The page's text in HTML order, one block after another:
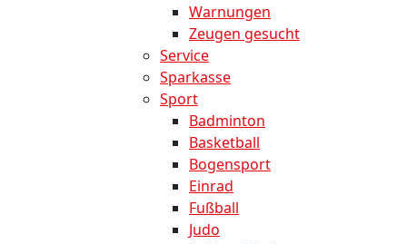
Warnungen
Zeugen gesucht
Service
Sparkasse
Sport
Badminton
Basketball
Bogensport
Einrad
Fußball
Judo